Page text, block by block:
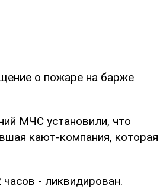
о пожаре на барже
МЧС установили, что
кают-компания, которая
- ликвидирован.